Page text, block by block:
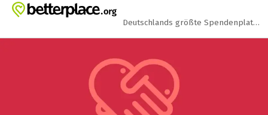
Zum Hauptinhalt springen
Erklärung zur Barrierefreiheit anzeigen
Deutschlands größte Spendenplattform